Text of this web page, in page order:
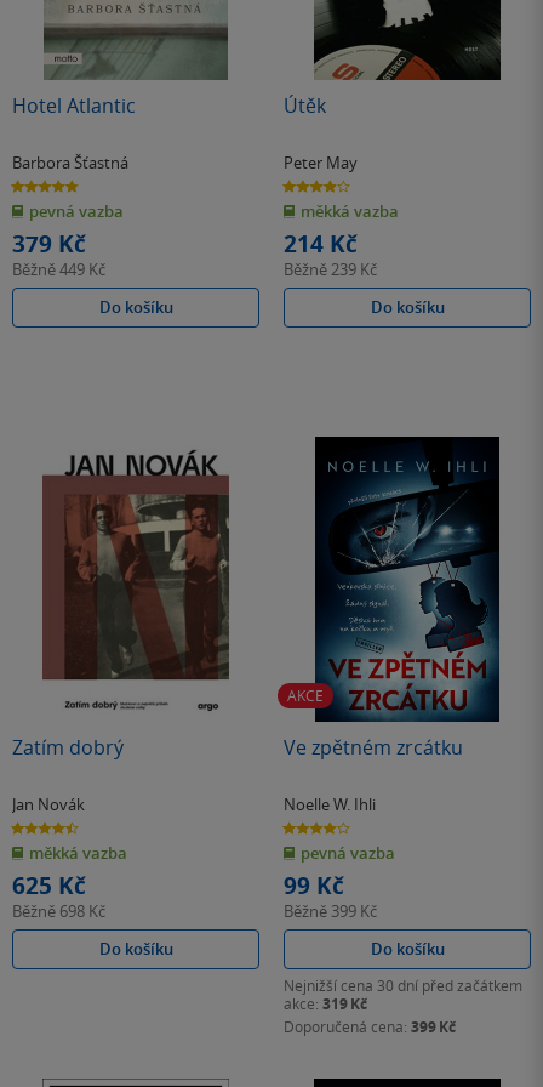
Hotel Atlantic
Barbora Šťastná
4.8
z
5
hvězdiček
pevná vazba
379 Kč
Běžně449 Kč
Do košíku
Útěk
Peter May
3.9
z
5
hvězdiček
měkká vazba
214 Kč
Běžně239 Kč
Do košíku
Zatím dobrý
Jan Novák
4.5
z
5
hvězdiček
měkká vazba
625 Kč
Běžně 698 Kč
Do košíku
AKCE
Ve zpětném zrcátku
Noelle W. Ihli
4.0
z
5
hvězdiček
pevná vazba
99 Kč
Běžně 399 Kč
Do košíku
Nejnižší cena 30 dní před začátkem
akce: 319 Kč
Doporučená cena: 399 Kč